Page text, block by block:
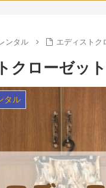
ンタル エディストク
クローゼッ
タル